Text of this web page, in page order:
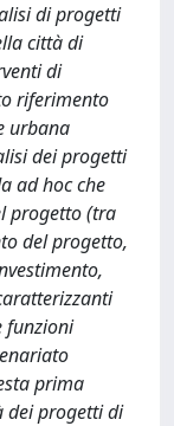
di progetti
città di
di
riferimento
urbana
dei progetti
ad hoc che
progetto (tra
del progetto,
funzioni
prima
dei progetti di